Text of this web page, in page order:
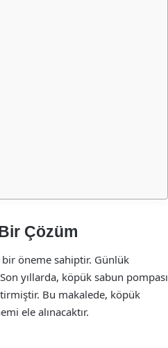
Çözüm
öneme sahiptir. Günlük
yıllarda, köpük sabun pompası
Bu makalede, köpük
ele alınacaktır.